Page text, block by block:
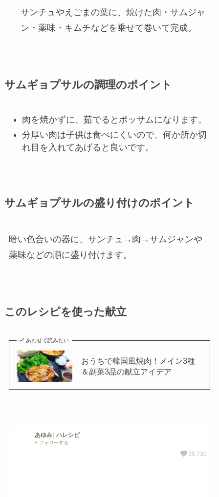
サンチュやえごまの葉に、焼けた肉・サムジャ
ン・薬味・キムチなどを乗せて巻いて完成。
サムギョプサルの調理のポイント
肉を焼かずに、茹でるとポッサムになります。
分厚い肉は子供は食べにくいので、何か所か切
れ目を入れてあげると良いです。
サムギョプサルの盛り付けのポイント
暗い色合いの器に、サンチュ→肉→サムジャンや
薬味などの順に盛り付けます。
このレシピを使った献立
あわせて読みたい
おうちで韓国風焼肉！メイン3種
＆副菜3品の献立アイデア